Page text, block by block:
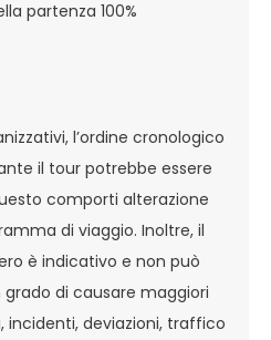
partenza 100%
l’ordine cronologico
il tour potrebbe essere
comporti alterazione
di viaggio. Inoltre, il
è indicativo e non può
di causare maggiori
incidenti, deviazioni, traffico